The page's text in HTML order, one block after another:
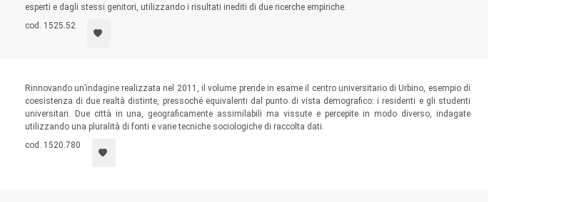
esperti e dagli stessi genitori, utilizzando i risultati inediti di due ricerche empiriche.
cod. 1525.52
Rinnovando un’indagine realizzata nel 2011, il volume prende in esame il centro universitario di Urbino, esempio di
coesistenza di due realtà distinte, pressoché equivalenti dal punto di vista demografico: i residenti e gli studenti
universitari. Due città in una, geograficamente assimilabili ma vissute e percepite in modo diverso, indagate
utilizzando una pluralità di fonti e varie tecniche sociologiche di raccolta dati.
cod. 1520.780